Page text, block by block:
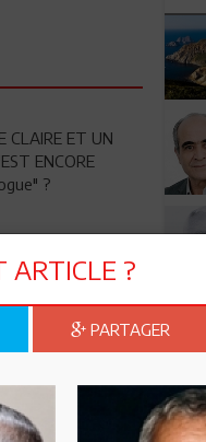
CLAIRE ET UN
ENCORE
?
ARTICLE ?
PARTAGER